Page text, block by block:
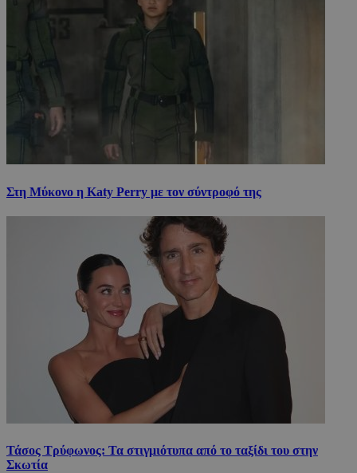
Στη Μύκονο η Katy Perry με τον σύντροφό της
Τάσος Τρύφωνος: Τα στιγμιότυπα από το ταξίδι του στην
Σκωτία